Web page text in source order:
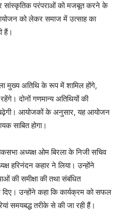
सांस्कृतिक परंपराओं को मजबूत करने के
को लेकर समाज में उत्साह का
हैं।
मुख्य अतिथि के रूप में शामिल होंगे,
दोनों गणमान्य अतिथियों की
बढ़ेगी। आयोजकों के अनुसार, यह आयोजन
साबित होगा।
अध्यक्ष ओम बिरला के निजी सचिव
हरिनंदन कहार ने लिया। उन्होंने
की समीक्षा की तथा संबंधित
दिए। उन्होंने कहा कि कार्यक्रम को सफल
समयबद्ध तरीके से की जा रही हैं।